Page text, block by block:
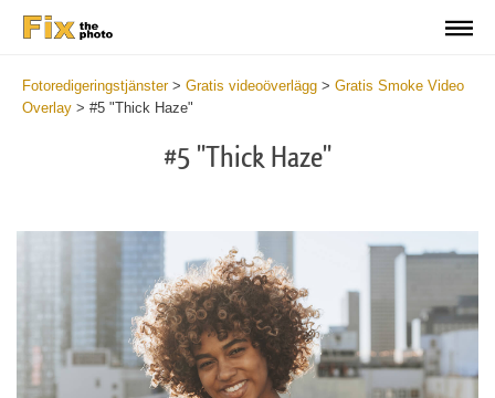
Fotoredigeringstjänster> Gratis videoöverlägg > Gratis Smoke Video
Overlay > #5 "Thick Haze"
#5 "Thick Haze"